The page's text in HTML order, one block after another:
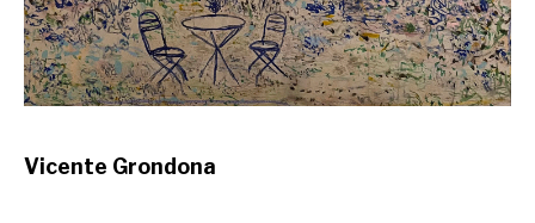
Vicente Grondona